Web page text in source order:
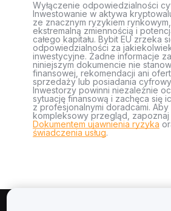
Wyłączenie odpowiedzialności
Inwestowanie w aktywa
ze znacznym ryzykiem
ekstremalną zmiennością i
całego kapitału. Bybit EU zrzeka
odpowiedzialności za
inwestycyjne. Żadne informacje
niniejszym dokumencie nie
finansowej, rekomendacji ani
sprzedaży lub posiadania
Inwestorzy powinni niezależnie
sytuację finansową i zachęca się
z profesjonalnymi doradcami. Aby
kompleksowy przegląd, zapoznaj
Dokumentem ujawnienia ryzyka
świadczenia usług.